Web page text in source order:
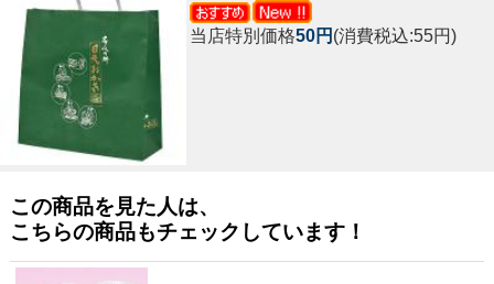
当店特別価格50円 (消費税込:55円)
この商品を見た人は、
こちらの商品もチェックしています！